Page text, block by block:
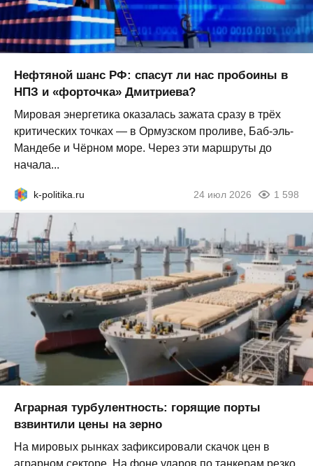
Нефтяной шанс РФ: спасут ли нас пробоины в
НПЗ и «форточка» Дмитриева?
Мировая энергетика оказалась зажата сразу в трёх
критических точках — в Ормузском проливе, Баб-эль-
Мандебе и Чёрном море. Через эти маршруты до
начала...
k-politika.ru 24 июл 2026 1 598
Аграрная турбулентность: горящие порты
взвинтили цены на зерно
На мировых рынках зафиксировали скачок цен в
аграрном секторе. На фоне ударов по танкерам резко